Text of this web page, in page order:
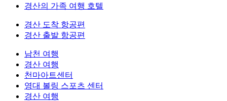
경산의 가족 여행 호텔
경산 도착 항공편
경산 출발 항공편
남천 여행
경산 여행
천마아트센터
영대 볼링 스포츠 센터
경산 여행